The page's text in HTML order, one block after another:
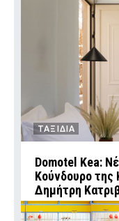
ΤΑΞΙΔΙΑ
Domotel Kea:
Κούνδουρο της
Δημήτρη